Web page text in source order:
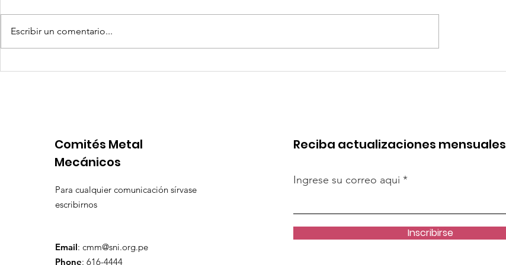
Coca-Cola invertirá mil
Senace aprobó mejoras
Quilla Resources
Escribir un comentario...
Comités Metal
Mecánicos
Para cualquier comunicación sírvase
escribirnos
Email: cmm@sni.org.pe
Phone: 616-4444
Reciba actualizaciones mensuales
Ingrese su correo aqui
Inscribirse